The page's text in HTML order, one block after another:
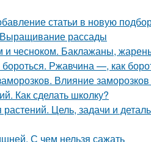
статьи в новую
рассады
чесноком. Баклажаны,
Ржавчина —, как
Влияние
Как сделать школку?
Цель, задачи и
С чем нельзя сажать